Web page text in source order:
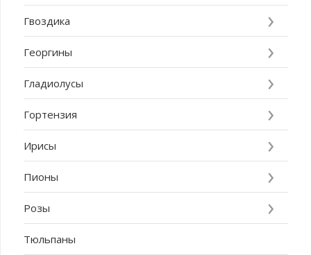
Гвоздика
Георгины
Гладиолусы
Гортензия
Ирисы
Пионы
Розы
Тюльпаны